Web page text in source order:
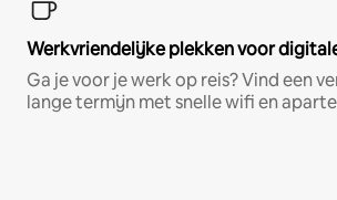
Werkvriendelijke plekken voor
Ga je voor je werk op reis? Vind een
lange termijn met snelle wifi en